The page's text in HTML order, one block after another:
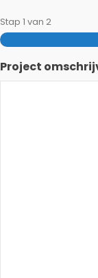
Stap 1 van 2
Project